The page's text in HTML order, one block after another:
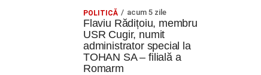
POLITICĂ acum 5 zile
Flaviu Rădițoiu, membru
USR Cugir, numit
administrator special la
TOHAN SA – filială a
Romarm